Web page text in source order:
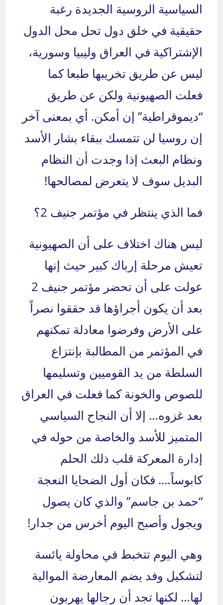
السياسية الروسية الجديدة رغبة
حقيقية في خلق دول تحل محل الدول
الإشتراكية في العراق وليبيا وسورية،
ليس عن طريق تخريبها طبعا كما
فعلت الصهيونية ولكن عن طريق
“ديموقراطية” إن أمكن. أي بمعنى آخر
إن روسيا لن تتمسك ببقاء بشار الأسد
ونظام البعث إذا وجدت أن النظام
البديل سوف لا يتعرض لمصالحها!
فما الذي ينتظر في مؤتمر جنيف 2؟
ليس هناك اختلاف على أن الصهيونية
تعيش مرحلة إرباك كبير حيث إنها
عولت على أن تحضر مؤتمر جنيف 2
بعد أن يكون أجراؤها قد حققوا نصراً
على الأرض وفرضوا معادلة تمكنهم
في المؤتمر من المطالبة بإنتزاع
السلطة من يد القوميين وتسليمها
للصوص والخونة كما فعلت في العراق
بعد غزوه… إلا أن النجاح السياسي
المتميز للأسد والخاصة من حوله في
إدارة المعركة قلب ذلك الحلم
كابوساً…. فكان أول الضحايا النعجة
“حمد بن جاسم” والذي كان يصول
ويجول وأصبح اليوم أخرس من جدار!
وهي اليوم تتخبط في محاولة يائسة
لتشكيل وفد يضم المعارضة الموالية
لها… لكنها تجد أن رجالها يهربون